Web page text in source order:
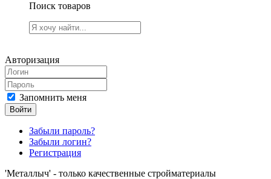
Поиск товаров
Авторизация
Запомнить меня
Войти
Забыли пароль?
Забыли логин?
Регистрация
'Металлыч' - только качественные стройматериалы